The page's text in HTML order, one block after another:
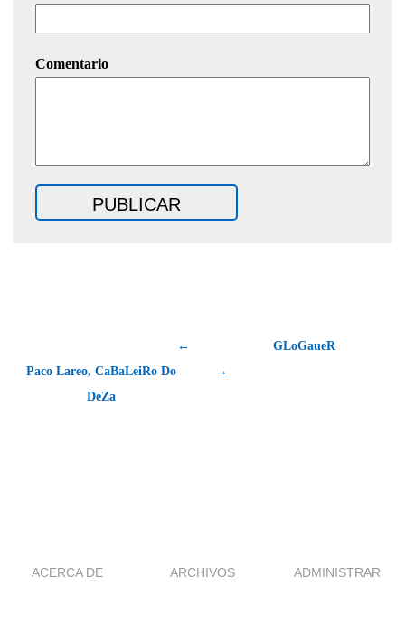
Comentario
←
Paco Lareo, CaBaLeiRo Do
DeZa
GLoGaueR
→
ACERCA DE ARCHIVOS ADMINISTRAR